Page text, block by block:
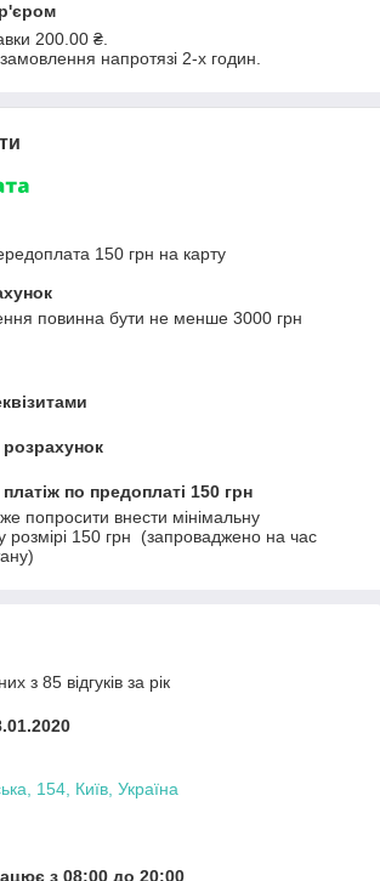
200.00 ₴.
напротязі 2-х годин.
150 грн на карту
повинна бути не менше 3000 грн
по предоплаті 150 грн
попросити внести мінімальну
розмірі 150 грн  (запроваджено на час
з 85 відгуків за рік
154, Київ, Україна
з 08:00 до 20:00